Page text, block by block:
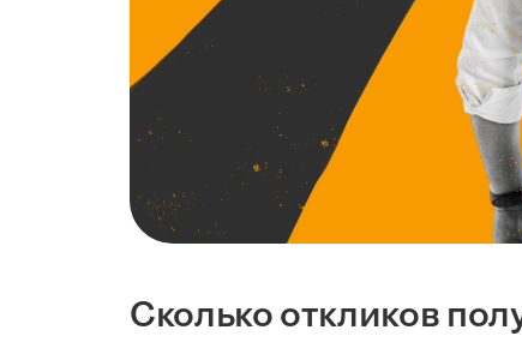
Сколько откликов